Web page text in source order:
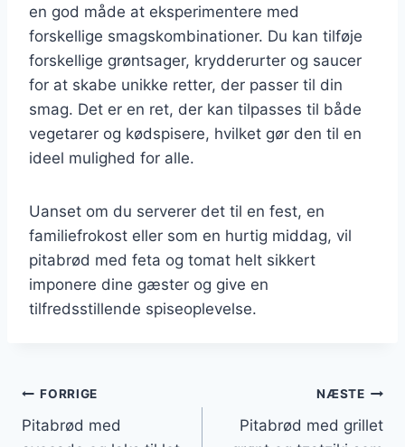
en god måde at eksperimentere med
forskellige smagskombinationer. Du kan tilføje
forskellige grøntsager, krydderurter og saucer
for at skabe unikke retter, der passer til din
smag. Det er en ret, der kan tilpasses til både
vegetarer og kødspisere, hvilket gør den til en
ideel mulighed for alle.
Uanset om du serverer det til en fest, en
familiefrokost eller som en hurtig middag, vil
pitabrød med feta og tomat helt sikkert
imponere dine gæster og give en
tilfredsstillende spiseoplevelse.
Indlægsnavigation
FORRIGE
Pitabrød med
NÆSTE
Pitabrød med grillet